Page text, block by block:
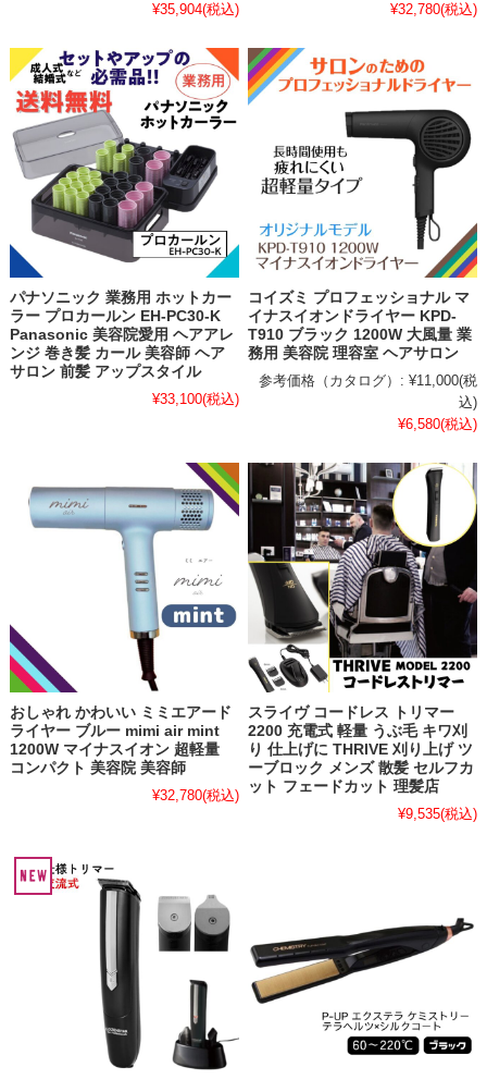
¥35,904(税込)
¥32,780(税込)
パナソニック 業務用 ホットカー
ラー プロカールン EH-PC30-K
Panasonic 美容院愛用 ヘアアレ
ンジ 巻き髪 カール 美容師 ヘア
サロン 前髪 アップスタイル
¥33,100(税込)
コイズミ プロフェッショナル マ
イナスイオンドライヤー KPD-
T910 ブラック 1200W 大風量 業
務用 美容院 理容室 ヘアサロン
参考価格（カタログ）: ¥11,000(税
込)
¥6,580(税込)
おしゃれ かわいい ミミエアード
ライヤー ブルー mimi air mint
1200W マイナスイオン 超軽量
コンパクト 美容院 美容師
¥32,780(税込)
スライヴ コードレス トリマー
2200 充電式 軽量 うぶ毛 キワ刈
り 仕上げに THRIVE 刈り上げ ツ
ーブロック メンズ 散髪 セルフカ
ット フェードカット 理髪店
¥9,535(税込)